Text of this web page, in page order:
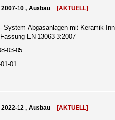
2007-10 , Ausbau [AKTUELL]
System-Abgasanlagen mit Keramik-
EN 13063-3:2007
03-05
01
2022-12 , Ausbau [AKTUELL]